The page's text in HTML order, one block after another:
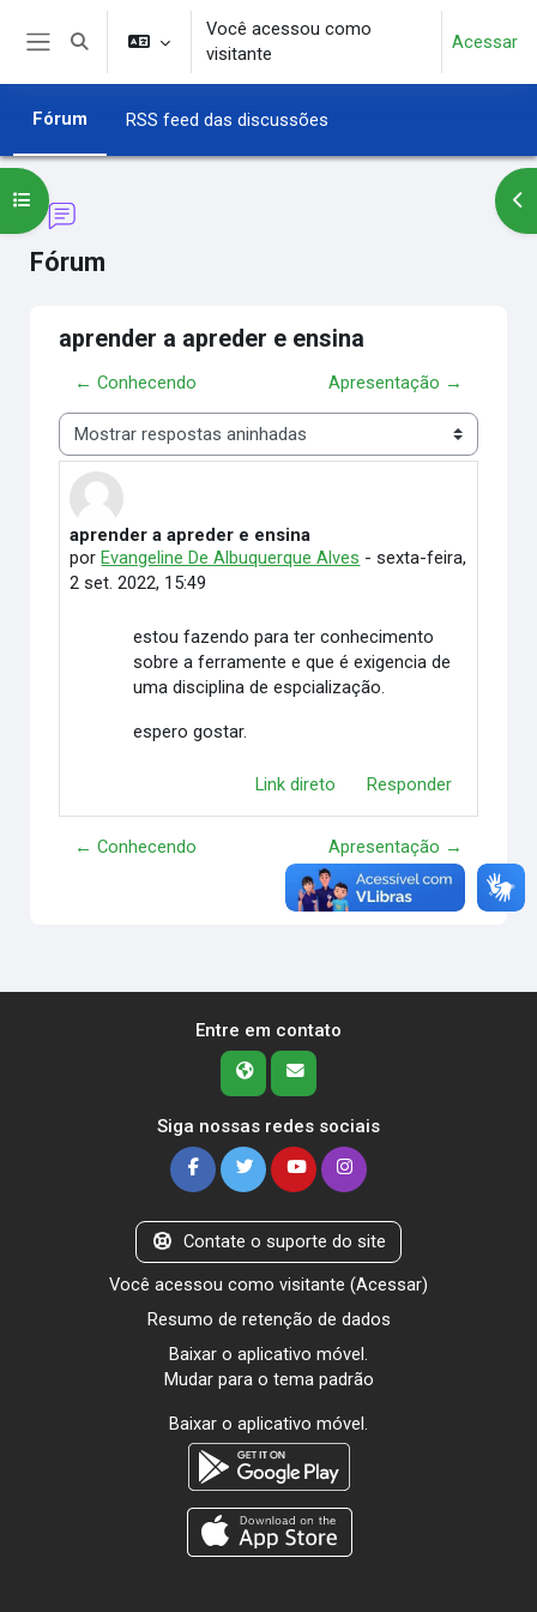
Ir para o conteúdo principal
Alternar entrada de pesquisa
Você acessou como
visitante
Acessar
Fórum RSS feed das discussões
Fórum
Abrir índice do curso
aprender a apreder e ensina
← Conhecendo Apresentação →
Modo de visualização
aprender a apreder e ensina
por Evangeline De Albuquerque Alves -sexta-feira,
2 set. 2022, 15:49
Número de respostas: 0
estou fazendo para ter conhecimento
sobre a ferramente e que é exigencia de
uma disciplina de espcialização.
espero gostar.
Link direto Responder
← Conhecendo Apresentação →
Entre em contato
Siga nossas redes sociais
Contate o suporte do site
Você acessou como visitante (Acessar)
Resumo de retenção de dados
Baixar o aplicativo móvel.
Mudar para o tema padrão
Baixar o aplicativo móvel.